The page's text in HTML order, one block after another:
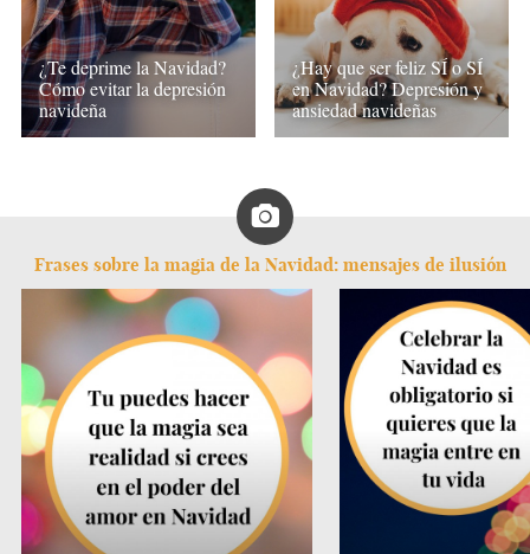
¿Te deprime la Navidad?
Cómo evitar la depresión
navideña
¿Hay que ser feliz SÍ o SÍ
en Navidad? Depresión y
ansiedad navideñas
Frases sobre la magia de la Navidad: mensajes de ilusión